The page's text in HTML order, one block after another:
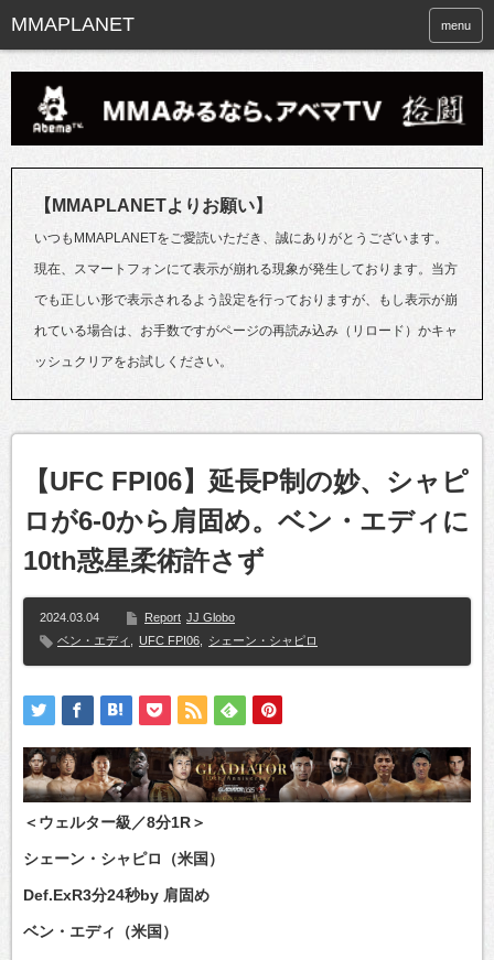
menu
【MMAPLANETよりお願い】
いつもMMAPLANETをご愛読いただき、誠にありがとうございます。
現在、スマートフォンにて表示が崩れる現象が発生しております。当方
でも正しい形で表示されるよう設定を行っておりますが、もし表示が崩
れている場合は、お手数ですがページの再読み込み（リロード）かキャ
ッシュクリアをお試しください。
【UFC FPI06】延長P制の妙、シャピ
ロが6-0から肩固め。ベン・エディに
10th惑星柔術許さず
2024.03.04 Report JJ Globo
ベン・エディ
UFC FPI06 シェーン・シャピロ
＜ウェルター級／8分1R＞
シェーン・シャピロ（米国）
Def.ExR3分24秒by 肩固め
ベン・エディ（米国）